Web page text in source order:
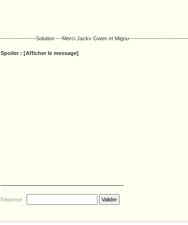
------------------Solution ---Merci Jackv Gwen et
Spoiler : [Afficher le message]
Réponse :